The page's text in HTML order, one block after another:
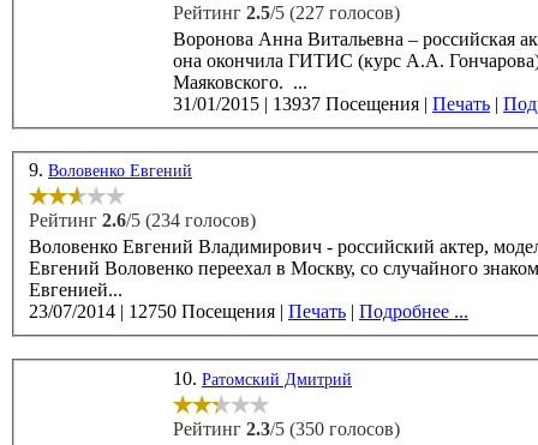
Рейтинг 2.5/5 (227 голосов)
Воронова Анна Витальевна – российская
она окончила ГИТИС (курс А.А. Гончарова). С 1992-го по 2003-й годы Анна Воронова работала в
Маяковского. ...
31/01/2015 | 13937 Посещения | Печать |
9. Воловенко Евгений
Рейтинг 2.6/5 (234 голосов)
Воловенко Евгений Владимирович - российский актер, модель,
Евгений Воловенко переехал в Москву, со случайного
Евгенией...
23/07/2014 | 12750 Посещения | Печать | Подробнее ...
10. Ратомский Дмитрий
Рейтинг 2.3/5 (350 голосов)